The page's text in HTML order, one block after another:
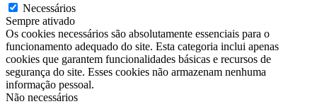
Necessários
Sempre ativado
Os cookies necessários são absolutamente essenciais para o
funcionamento adequado do site. Esta categoria inclui apenas
cookies que garantem funcionalidades básicas e recursos de
segurança do site. Esses cookies não armazenam nenhuma
informação pessoal.
Não necessários